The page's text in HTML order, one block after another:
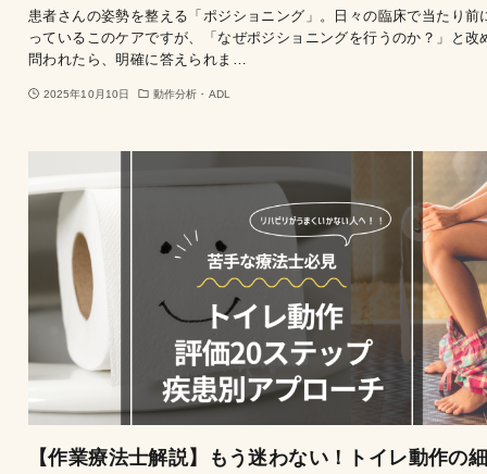
患者さんの姿勢を整える「ポジショニング」。日々の臨床で当たり前
っているこのケアですが、「なぜポジショニングを行うのか？」と改
問われたら、明確に答えられま…
2025年10月10日 動作分析・ADL
【作業療法士解説】もう迷わない！トイレ動作の